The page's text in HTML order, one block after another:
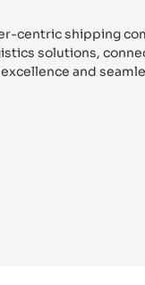
centric shipping
solutions,
and